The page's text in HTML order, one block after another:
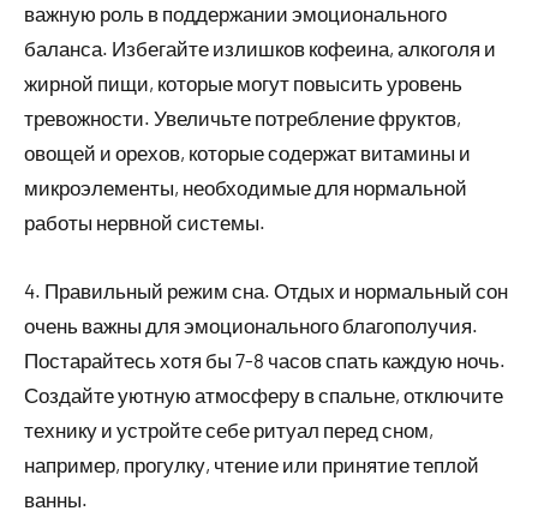
важную роль в поддержании эмоционального
баланса. Избегайте излишков кофеина, алкоголя и
жирной пищи, которые могут повысить уровень
тревожности. Увеличьте потребление фруктов,
овощей и орехов, которые содержат витамины и
микроэлементы, необходимые для нормальной
работы нервной системы.
4. Правильный режим сна. Отдых и нормальный сон
очень важны для эмоционального благополучия.
Постарайтесь хотя бы 7-8 часов спать каждую ночь.
Создайте уютную атмосферу в спальне, отключите
технику и устройте себе ритуал перед сном,
например, прогулку, чтение или принятие теплой
ванны.